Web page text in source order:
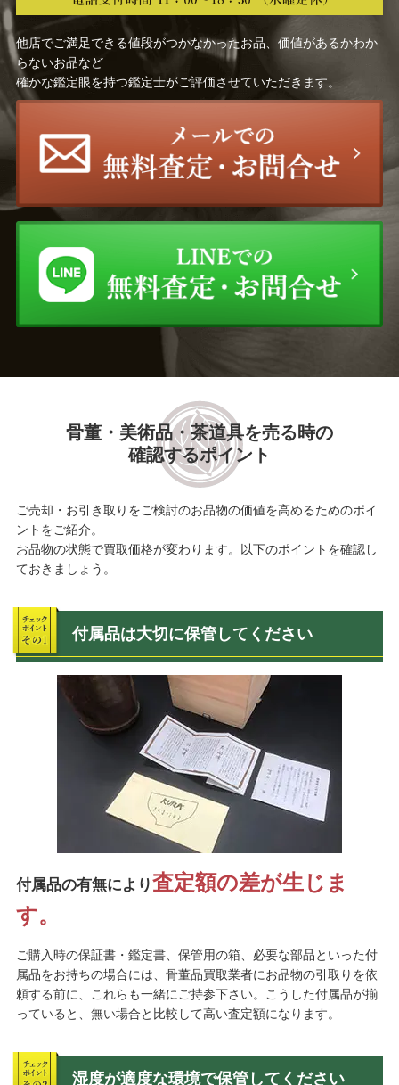
他店でご満足できる値段がつかなかったお品、価値があるかわか
らないお品など
確かな鑑定眼を持つ鑑定士がご評価させていただきます。
骨董・美術品・茶道具を売る時の
確認するポイント
ご売却・お引き取りをご検討のお品物の価値を高めるためのポイ
ントをご紹介。
お品物の状態で買取価格が変わります。以下のポイントを確認し
ておきましょう。
付属品は大切に保管してください
付属品の有無により査定額の差が生じま
す。
ご購入時の保証書・鑑定書、保管用の箱、必要な部品といった付
属品をお持ちの場合には、骨董品買取業者にお品物の引取りを依
頼する前に、これらも一緒にご持参下さい。こうした付属品が揃
っていると、無い場合と比較して高い査定額になります。
湿度が適度な環境で保管してください